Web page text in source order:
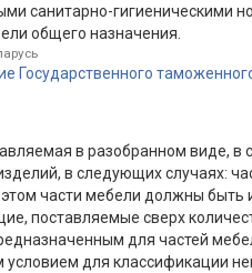
санитарно-гигиеническими
общего назначения.
Государственного
в разобранном виде,
в следующих случаях:
части мебели должны быть
поставляемые сверх
для частей
для классификации